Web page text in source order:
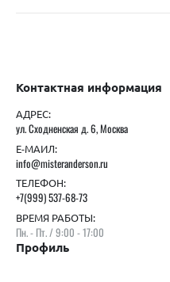
Контактная информация
АДРЕС:
ул. Сходненская д. 6, Москва
Е-МАИЛ:
info@misteranderson.ru
ТЕЛЕФОН:
+7(999) 537-68-73
ВРЕМЯ РАБОТЫ:
Пн. - Пт. / 9:00 - 17:00
Профиль